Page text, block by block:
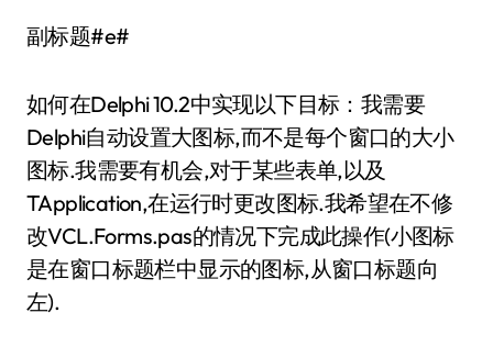
副标题#e#
如何在Delphi 10.2中实现以下目标：我需要
Delphi自动设置大图标,而不是每个窗口的大小
图标.我需要有机会,对于某些表单,以及
TApplication,在运行时更改图标.我希望在不修
改VCL.Forms.pas的情况下完成此操作(小图标
是在窗口标题栏中显示的图标,从窗口标题向
左).